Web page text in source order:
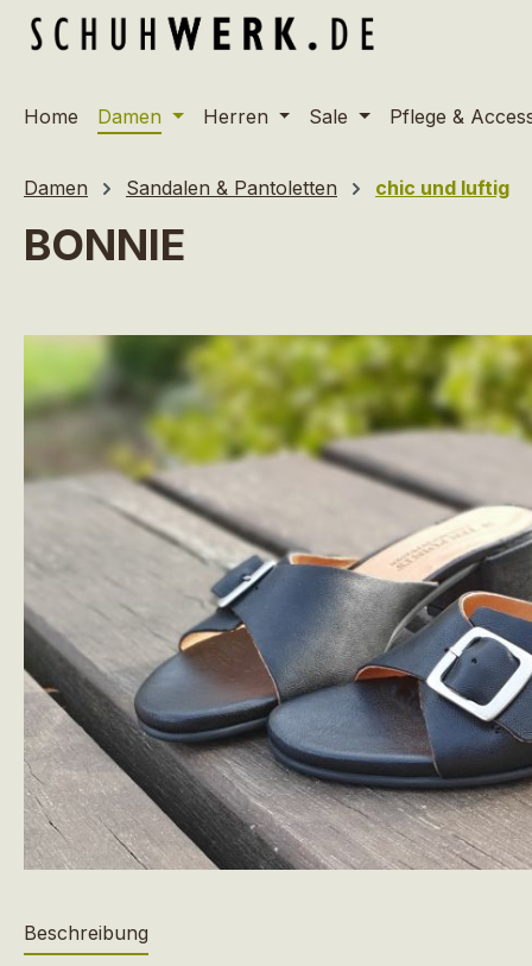
Hauptinhalt springen
Zur Suche springen
Zur Hauptnavigation springen
Home Damen Herren Sale Pflege &
Damen Sandalen & Pantoletten chic und luftig
BONNIE
Bildergalerie überspringen
Beschreibung